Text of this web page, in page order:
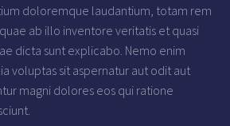
doloremque laudantium, totam rem
ab illo inventore veritatis et quasi
dicta sunt explicabo. Nemo enim
voluptas sit aspernatur aut odit aut
magni dolores eos qui ratione